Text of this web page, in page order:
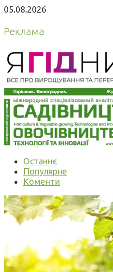
05.08.2026
Реклама
Останнє
Популярне
Коменти